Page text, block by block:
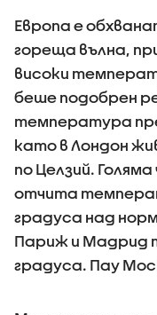
Европа е
гореща вълна,
високи
беше подобрен
температура
като в Лондон
по Целзий.
отчита
градуса над
Париж и Мадрид
градуса. Пау